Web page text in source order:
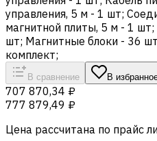
управления, 5 м - 1 шт;
магнитной плиты, 5 м - 1
шт; Магнитные блоки - 36
комплект;
В сравнение В
707 870,34 ₽
777 879,49 ₽
Цена рассчитана по прайс